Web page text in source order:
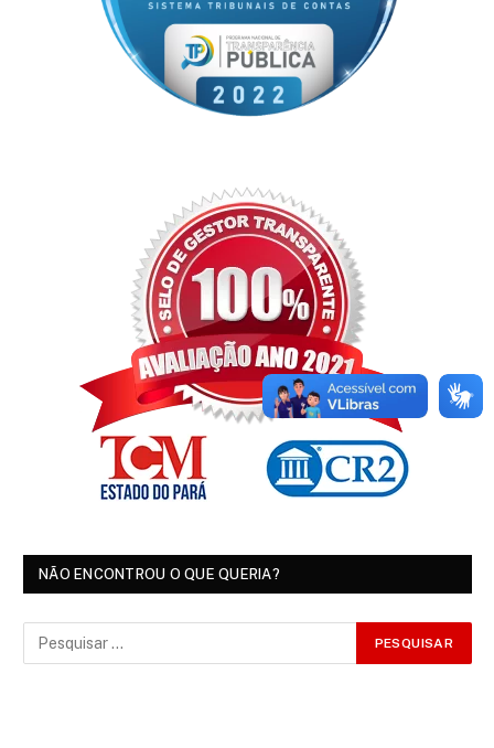
NÃO ENCONTROU O QUE QUERIA?